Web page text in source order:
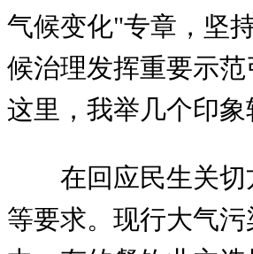
气候变化"专章，坚
候治理发挥重要示范
这里，我举几个印象
在回应民生关
等要求。现行大气